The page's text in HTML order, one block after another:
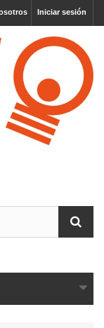
Iniciar sesión